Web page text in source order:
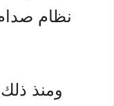
نظام صدام
ومنذ